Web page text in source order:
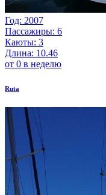
Год: 2007
Пассажиры: 6
Каюты: 3
Длина: 10.46
от 0 в неделю
Ruta